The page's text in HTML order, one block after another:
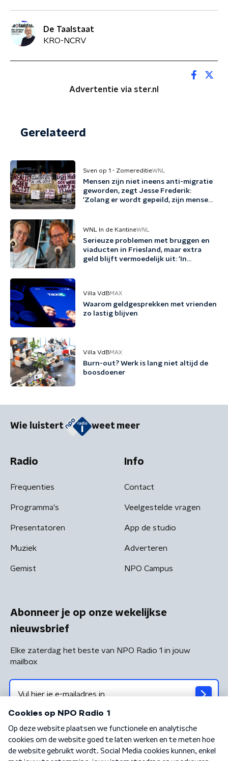
De Taalstaat
KRO-NCRV
Advertentie via ster.nl
Gerelateerd
Sven op 1 - ZomereditieWNL
Mensen zijn niet ineens anti-migratie
geworden, zegt Jesse Frederik:
'Zolang er wordt gepeild, zijn mensen
WNL In de KantineWNL
Serieuze problemen met bruggen en
viaducten in Friesland, maar extra
geld blijft vermoedelijk uit: 'In
Villa VdBMAX
Waarom geldgesprekken met vrienden
zo lastig blijven
Villa VdBMAX
Burn-out? Werk is lang niet altijd de
boosdoener
Wie luistert weet meer
Radio
Frequenties
Programma's
Presentatoren
Muziek
Gemist
Info
Contact
Veelgestelde vragen
App de studio
Adverteren
NPO Campus
Abonneer je op onze wekelijkse
nieuwsbrief
Elke zaterdag het beste van NPO Radio 1 in jouw
mailbox
Algemene voorwaarden